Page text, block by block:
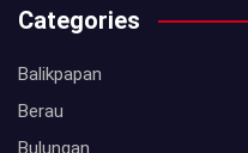
Categories
Balikpapan
Berau
Bulungan